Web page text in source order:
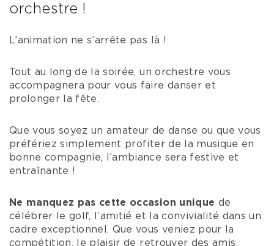
orchestre !
L’animation ne s’arrête pas là !
Tout au long de la soirée, un orchestre vous
accompagnera pour vous faire danser et
prolonger la fête.
Que vous soyez un amateur de danse ou que vous
préfériez simplement profiter de la musique en
bonne compagnie, l’ambiance sera festive et
entraînante !
Ne manquez pas cette occasion unique de
célébrer le golf, l’amitié et la convivialité dans un
cadre exceptionnel. Que vous veniez pour la
compétition, le plaisir de retrouver des amis